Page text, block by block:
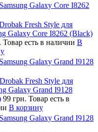
Galaxy Core I8262
Fresh Style для
Galaxy Core I8262 (Black)
Товар есть в наличии В
Galaxy Grand I9128
Fresh Style для
Galaxy Grand I9128
99 грн. Товар есть в
В корзину
Galaxy Grand I9128